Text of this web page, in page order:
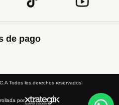
de pago
Todos los derechos reservados.
por